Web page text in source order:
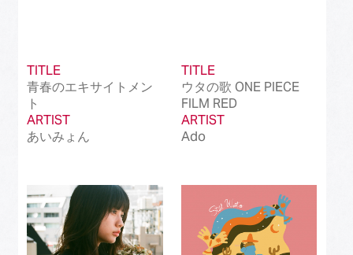
TITLE
青春のエキサイトメン
ト
ARTIST
あいみょん
TITLE
ウタの歌 ONE PIECE
FILM RED
ARTIST
Ado